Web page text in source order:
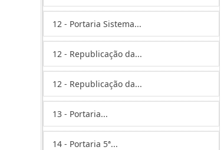
12 - Portaria Sistema...
12 - Republicação da...
12 - Republicação da...
13 - Portaria...
14 - Portaria 5ª...